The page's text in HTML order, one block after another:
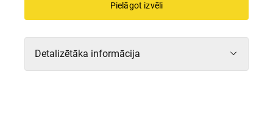
Pielāgot izvēli
Detalizētāka informācija